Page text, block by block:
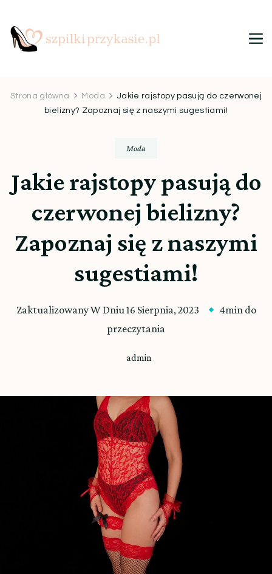
Strona główna Moda
Jakie rajstopy pasują do czerwonej
bielizny? Zapoznaj się z naszymi sugestiami!
Moda
Jakie rajstopy pasują do
czerwonej bielizny?
Zapoznaj się z naszymi
sugestiami!
Zaktualizowany W Dniu16 Sierpnia, 2023
4min do
przeczytania
admin